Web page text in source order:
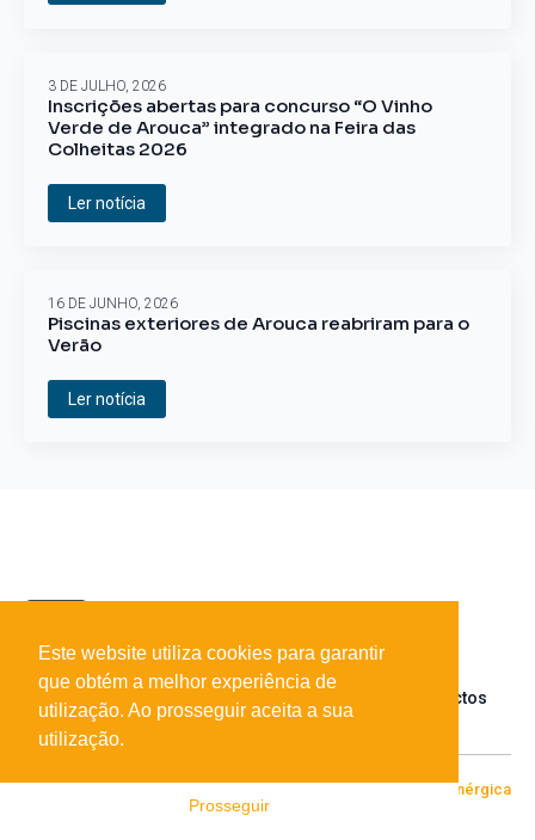
Inscrições abertas para concurso “O Vinho
Verde de Arouca” integrado na Feira das
Colheitas 2026
3 DE JULHO, 2026
Ler notícia
Piscinas exteriores de Arouca reabriram para o
Verão
16 DE JUNHO, 2026
Ler notícia
Contactos
[+|-] Enérgica
Este website utiliza cookies para garantir
que obtém a melhor experiência de
utilização. Ao prosseguir aceita a sua
utilização.
Prosseguir